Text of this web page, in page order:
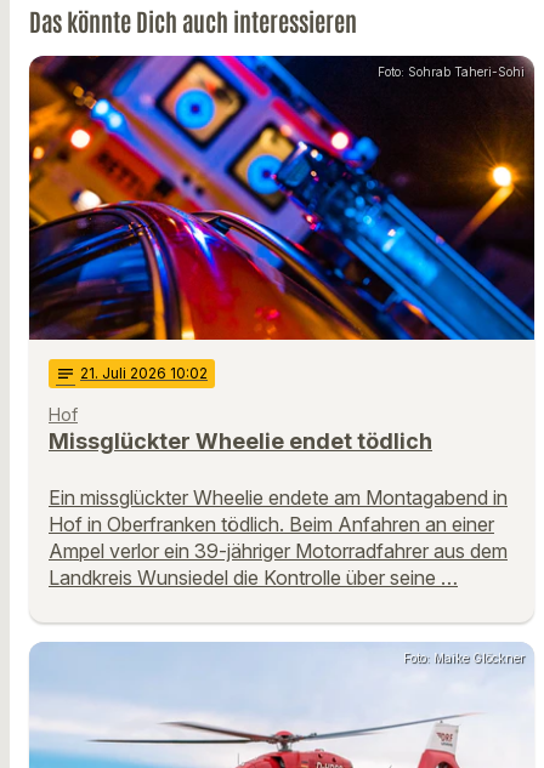
Das könnte Dich auch interessieren
Foto: Sohrab Taheri-Sohi
notes 21. Juli 2026 10:02
Hof
Missglückter Wheelie endet tödlich
Ein missglückter Wheelie endete am Montagabend in
Hof in Oberfranken tödlich. Beim Anfahren an einer
Ampel verlor ein 39-jähriger Motorradfahrer aus dem
Landkreis Wunsiedel die Kontrolle über seine …
Foto: Maike Glöckner